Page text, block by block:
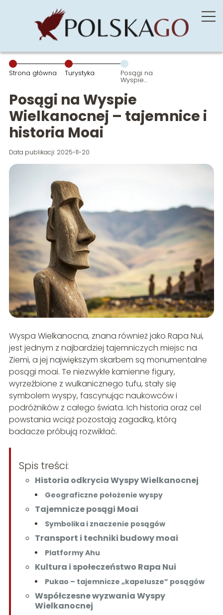
Strona główna Turystyka Posągi na
Wyspie
Wielkanocnej
– tajemnice i
historia Moai
Posągi na Wyspie
Wielkanocnej – tajemnice i
historia Moai
Data publikacji: 2025-11-20
Wyspa Wielkanocna, znana również jako Rapa Nui,
jest jednym z najbardziej tajemniczych miejsc na
Ziemi, a jej największym skarbem są monumentalne
posągi moai. Te niezwykłe kamienne figury,
wyrzeźbione z wulkanicznego tufu, stały się
symbolem wyspy, fascynując naukowców i
podróżników z całego świata. Ich historia oraz cel
powstania wciąż pozostają zagadką, którą
badacze próbują rozwikłać.
Spis treści:
Historia odkrycia Wyspy Wielkanocnej
Geograficzne położenie wyspy
Tajemnicze posągi Moai
Symbolika i znaczenie posągów
Transport i techniki budowy moai
Platformy Ahu
Kultura i społeczeństwo Rapa Nui
Pukao – tajemnicze „kapelusze” posągów
Współczesne wyzwania Wyspy
Wielkanocnej